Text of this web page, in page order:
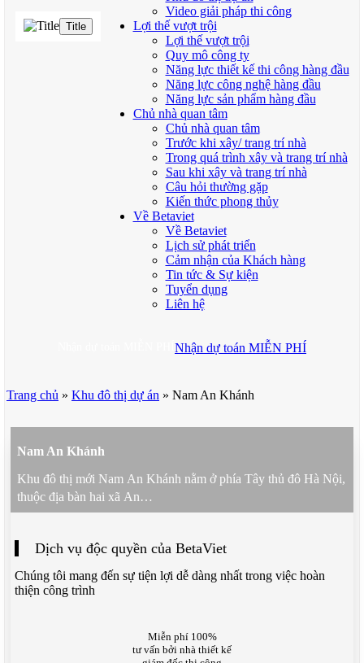
Title
Video giải pháp thi công
Lợi thế vượt trội
Lợi thế vượt trội
Quy mô công ty
Năng lực thiết kế thi công hàng đầu
Năng lực công nghệ hàng đầu
Năng lực sản phẩm hàng đầu
Chủ nhà quan tâm
Chủ nhà quan tâm
Trước khi xây/ trang trí nhà
Trong quá trình xây và trang trí nhà
Sau khi xây và trang trí nhà
Câu hỏi thường gặp
Kiến thức phong thủy
Về Betaviet
Về Betaviet
Lịch sử phát triển
Cảm nhận của Khách hàng
Tin tức & Sự kiện
Tuyển dụng
Liên hệ
Nhận dự toán MIỄN PHÍ
Trang chủ » Khu đô thị dự án » Nam An Khánh
Nam An Khánh
Khu đô thị mới Nam An Khánh nằm ở phía Tây thủ đô Hà Nội,
thuộc địa bàn hai xã An…
Dịch vụ độc quyền của BetaViet
Chúng tôi mang đến sự tiện lợi dễ dàng nhất trong việc hoàn
thiện công trình
Miễn phí 100%
tư vấn bởi nhà thiết kế